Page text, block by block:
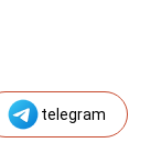
telegram